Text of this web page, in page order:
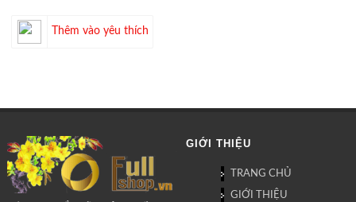
Thêm vào yêu thích
GIỚI THIỆU
TRANG CHỦ
GIỚI THIỆU